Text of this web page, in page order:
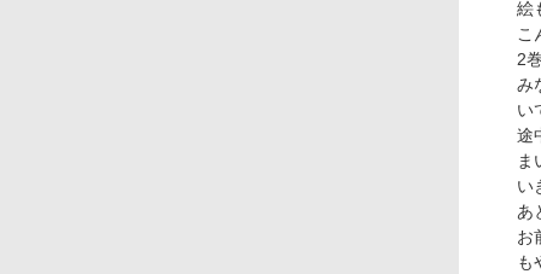
絵
こ
2
み
い
途
ま
い
あ
お
も